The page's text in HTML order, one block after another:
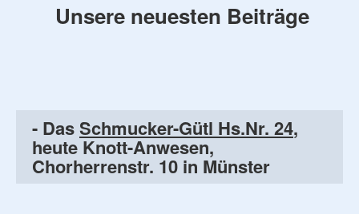
Unsere neuesten Beiträge
- DasSchmucker-Gütl Hs.Nr. 24,
heute Knott-Anwesen,
Chorherrenstr. 10 in Münster